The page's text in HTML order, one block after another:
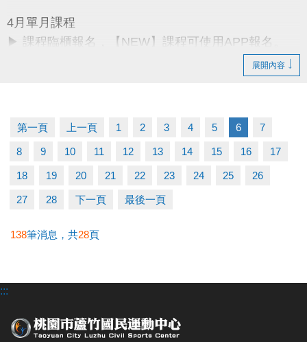
4月單月課程
▶ 課程臨櫃報名，【NEW】課程可使用APP報名。
▶ 有氧、瑜珈、飛輪需年滿15歲；懸吊、空瑜需年滿
18歲。
▶ 若因人數不足無法開班，將於開課前通知，並請持
原信用卡、繳費憑證及發票至本中心辦理退費。
-洽詢專線：03-2639066 #112
-FB : 桃園市蘆竹國民運動中心
展開內容
第一頁 上一頁 1 2 3 4 5 6 7
8 9 10 11 12 13 14 15 16 17
18 19 20 21 22 23 24 25 26
27 28 下一頁 最後一頁
138筆消息，共28頁
:::